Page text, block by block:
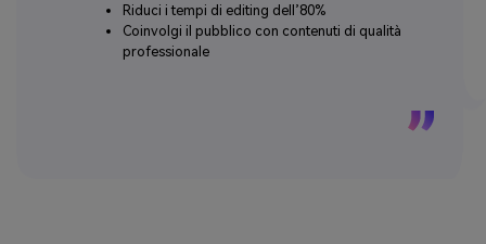
Riduci i tempi di editing dell’80%
Coinvolgi il pubblico con contenuti di qualità
professionale